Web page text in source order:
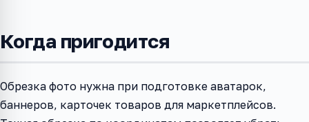
Когда пригодится
Обрезка фото нужна при подготовке аватарок,
баннеров, карточек товаров для маркетплейсов.